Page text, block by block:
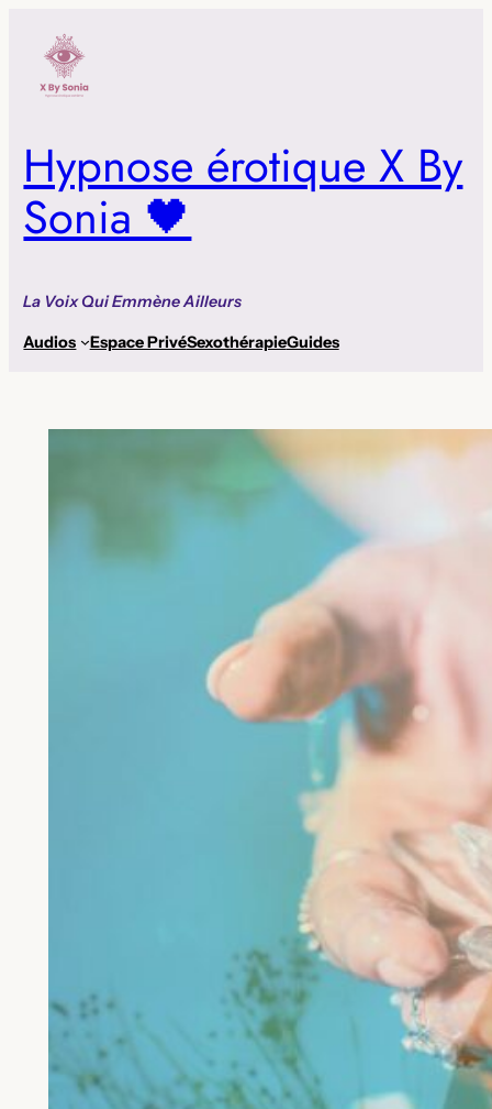
contenu
Hypnose érotique X By
Sonia 🖤
La Voix Qui Emmène Ailleurs
Audios Espace PrivéSexothérapieGuides